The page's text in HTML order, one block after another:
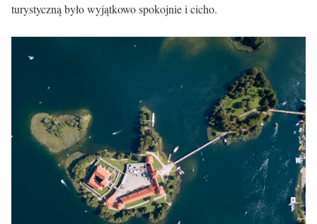
turystyczną było wyjątkowo spokojnie i cicho.